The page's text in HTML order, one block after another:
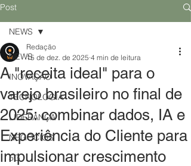
Post
NEWS
INOVAÇÃO
TECNOLOGIA
LIDERANÇA
NEGÓCIOS
5G
NEWS
A "receita ideal" para o
varejo brasileiro no final de
2025: combinar dados, IA e
Experiência do Cliente para
impulsionar crescimento
Redação
15 de dez. de 2025 4 min de leitura